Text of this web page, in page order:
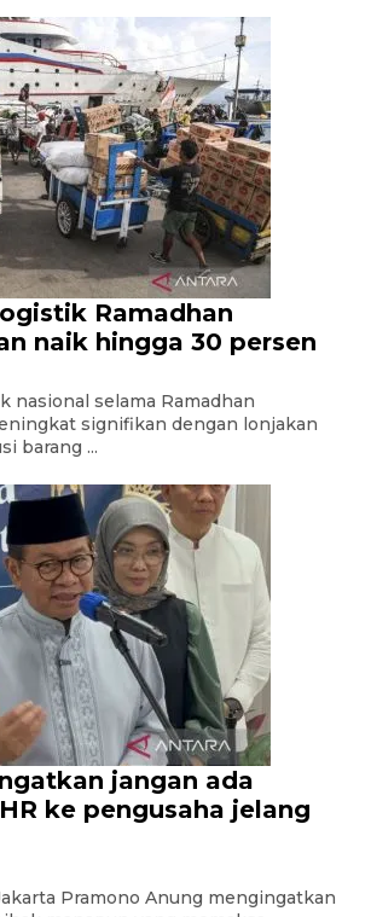
Ramadhan
naik hingga 30 persen
nasional selama Ramadhan
signifikan dengan lonjakan
barang ...
jangan ada
ke pengusaha jelang
Pramono Anung mengingatkan